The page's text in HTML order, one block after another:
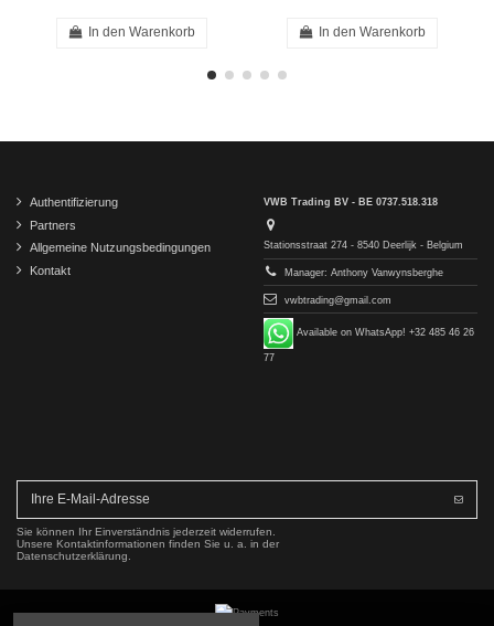
In den Warenkorb In den Warenkorb
Authentifizierung
Partners
Allgemeine Nutzungsbedingungen
Kontakt
VWB Trading BV - BE 0737.518.318
Stationsstraat 274 - 8540 Deerlijk - Belgium
Manager: Anthony Vanwynsberghe
vwbtrading@gmail.com
Available on WhatsApp! +32 485 46 26
77
Sie können Ihr Einverständnis jederzeit widerrufen.
Unsere Kontaktinformationen finden Sie u. a. in der
Datenschutzerklärung.